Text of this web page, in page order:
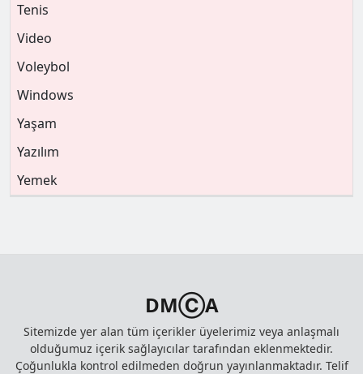
Tenis
Video
Voleybol
Windows
Yaşam
Yazılım
Yemek
DMⒸA
Sitemizde yer alan tüm içerikler üyelerimiz veya anlaşmalı
olduğumuz içerik sağlayıcılar tarafından eklenmektedir.
Çoğunlukla kontrol edilmeden doğrun yayınlanmaktadır. Telif